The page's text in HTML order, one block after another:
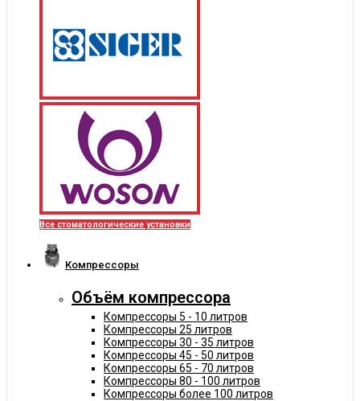
Все стоматологические установки
Компрессоры
Объём компрессора
Компрессоры 5 - 10 литров
Компрессоры 25 литров
Компрессоры 30 - 35 литров
Компрессоры 45 - 50 литров
Компрессоры 65 - 70 литров
Компрессоры 80 - 100 литров
Компрессоры более 100 литров